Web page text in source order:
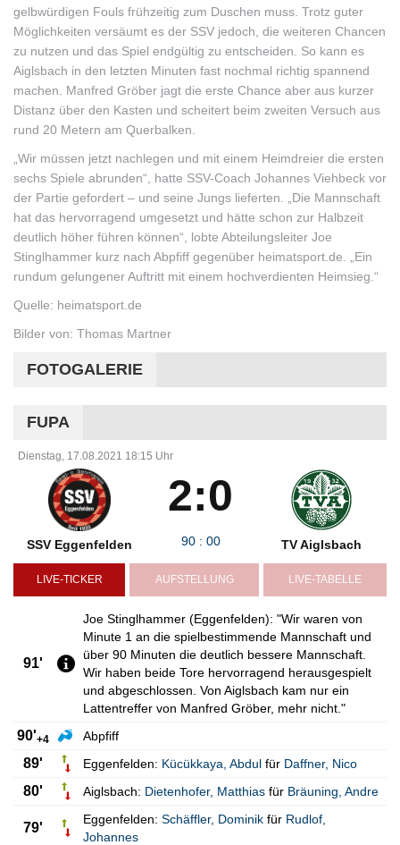
gelbwürdigen Fouls frühzeitig zum Duschen muss. Trotz guter
Möglichkeiten versäumt es der SSV jedoch, die weiteren Chancen
zu nutzen und das Spiel endgültig zu entscheiden. So kann es
Aiglsbach in den letzten Minuten fast nochmal richtig spannend
machen. Manfred Gröber jagt die erste Chance aber aus kurzer
Distanz über den Kasten und scheitert beim zweiten Versuch aus
rund 20 Metern am Querbalken.
„Wir müssen jetzt nachlegen und mit einem Heimdreier die ersten
sechs Spiele abrunden“, hatte SSV-Coach Johannes Viehbeck vor
der Partie gefordert – und seine Jungs lieferten. „Die Mannschaft
hat das hervorragend umgesetzt und hätte schon zur Halbzeit
deutlich höher führen können“, lobte Abteilungsleiter Joe
Stinglhammer kurz nach Abpfiff gegenüber heimatsport.de. „Ein
rundum gelungener Auftritt mit einem hochverdienten Heimsieg.“
Quelle: heimatsport.de
Bilder von: Thomas Martner
FOTOGALERIE
FUPA
Dienstag, 17.08.2021 18:15 Uhr
SSV Eggenfelden
2:0
90 : 00 TV Aiglsbach
LIVE-TICKER AUFSTELLUNG LIVE-TABELLE
91'
Joe Stinglhammer (Eggenfelden): "Wir waren von
Minute 1 an die spielbestimmende Mannschaft und
über 90 Minuten die deutlich bessere Mannschaft.
Wir haben beide Tore hervorragend herausgespielt
und abgeschlossen. Von Aiglsbach kam nur ein
Lattentreffer von Manfred Gröber, mehr nicht."
90'+4 Abpfiff
89' Eggenfelden: Kücükkaya Abdul für Daffner, Nico
80' Aiglsbach: Dietenhofer, Matthias für Bräuning Andre
79'
Eggenfelden: Schäffler, Dominik für Rudlof
Johannes